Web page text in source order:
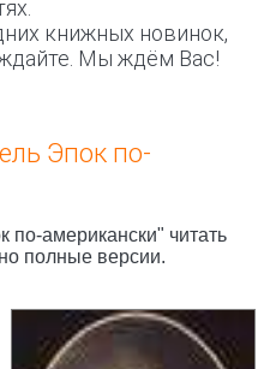
книжных новинок,
Мы ждём Вас!
Эпок по-
по-американски" читать
полные версии.